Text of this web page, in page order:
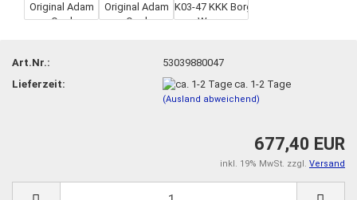
Art.Nr.:
53039880047
Lieferzeit:
ca. 1-2 Tage
(Ausland abweichend)
677,40 EUR
inkl. 19% MwSt. zzgl. Versand